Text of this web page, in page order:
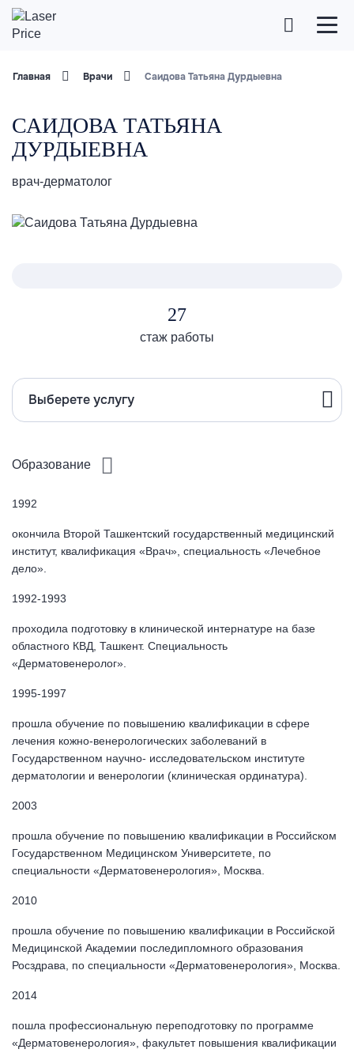
Главная Врачи Саидова Татьяна Дурдыевна
САИДОВА ТАТЬЯНА
ДУРДЫЕВНА
врач-дерматолог
27
стаж работы
Выберете услугу
Образование
1992
окончила Второй Ташкентский государственный медицинский
институт, квалификация «Врач», специальность «Лечебное
дело».
1992-1993
проходила подготовку в клинической интернатуре на базе
областного КВД, Ташкент. Специальность
«Дерматовенеролог».
1995-1997
прошла обучение по повышению квалификации в сфере
лечения кожно-венерологических заболеваний в
Государственном научно- исследовательском институте
дерматологии и венерологии (клиническая ординатура).
2003
прошла обучение по повышению квалификации в Российском
Государственном Медицинском Университете, по
специальности «Дерматовенерология», Москва.
2010
прошла обучение по повышению квалификации в Российской
Медицинской Академии последипломного образования
Росздрава, по специальности «Дерматовенерология», Москва.
2014
пошла профессиональную переподготовку по программе
«Дерматовенерология», факультет повышения квалификации